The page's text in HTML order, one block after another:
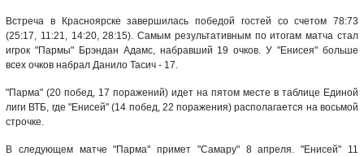
Встреча в Красноярске завершилась победой гостей со счетом 78:73
(25:17, 11:21, 14:20, 28:15). Самым результативным по итогам матча стал
игрок "Пармы" Брэндан Адамс, набравший 19 очков. У "Енисея" больше
всех очков набрал Данило Тасич - 17.
"Парма" (20 побед, 17 поражений) идет на пятом месте в таблице Единой
лиги ВТБ, где "Енисей" (14 побед, 22 поражения) располагается на восьмой
строчке.
В следующем матче "Парма" примет "Самару" 8 апреля. "Енисей" 11